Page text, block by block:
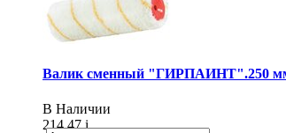
Валик сменный "ГИРПАИНТ".250
В Наличии
214.47i